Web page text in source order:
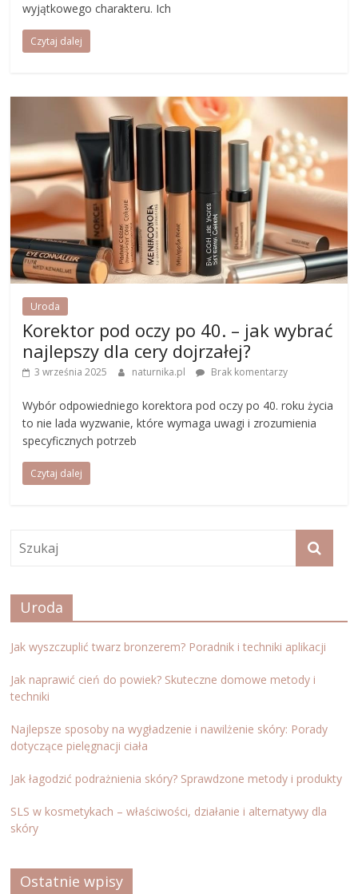
wyjątkowego charakteru. Ich
Czytaj dalej
Uroda
Korektor pod oczy po 40. – jak wybrać
najlepszy dla cery dojrzałej?
3 września 2025 naturnika.pl Brak komentarzy
Wybór odpowiedniego korektora pod oczy po 40. roku życia
to nie lada wyzwanie, które wymaga uwagi i zrozumienia
specyficznych potrzeb
Czytaj dalej
Uroda
Jak wyszczuplić twarz bronzerem? Poradnik i techniki aplikacji
Jak naprawić cień do powiek? Skuteczne domowe metody i
techniki
Najlepsze sposoby na wygładzenie i nawilżenie skóry: Porady
dotyczące pielęgnacji ciała
Jak łagodzić podrażnienia skóry? Sprawdzone metody i produkty
SLS w kosmetykach – właściwości, działanie i alternatywy dla
skóry
Ostatnie wpisy